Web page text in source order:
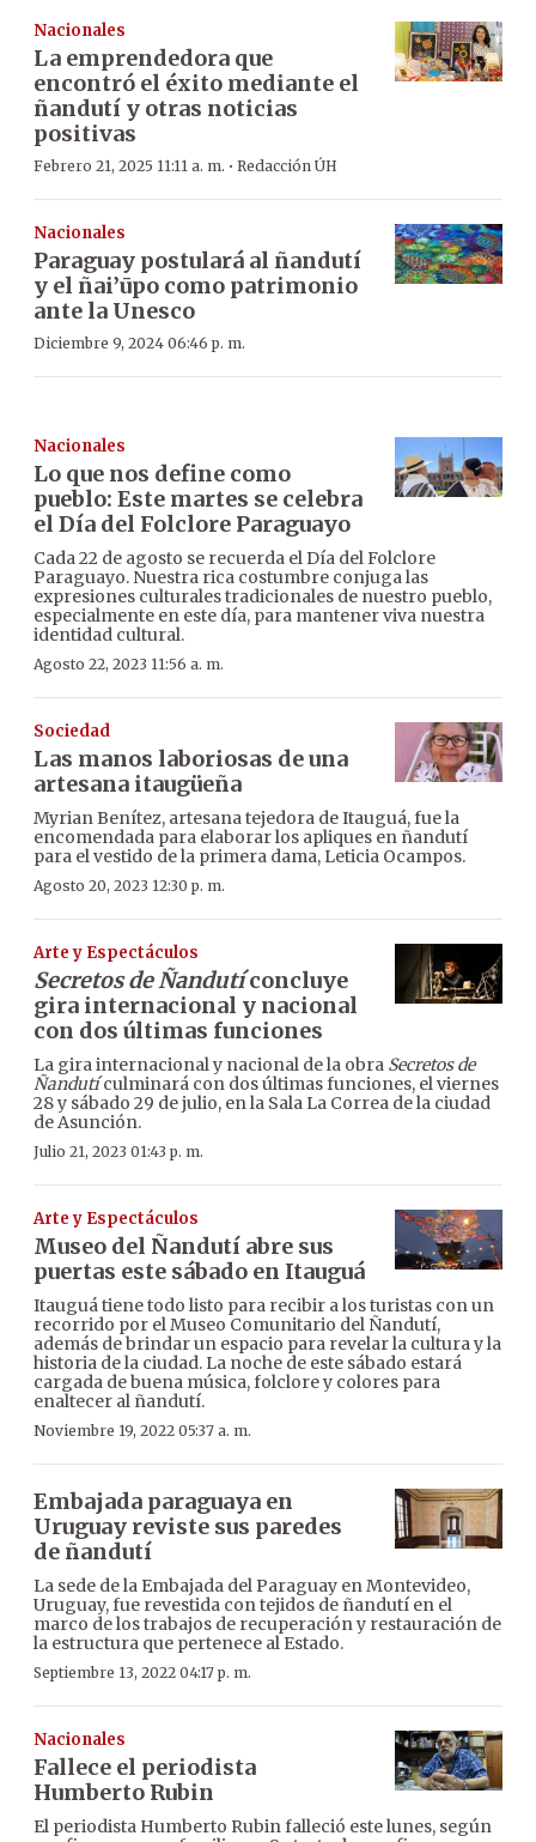
Nacionales
La emprendedora que
encontró el éxito mediante el
ñandutí y otras noticias
positivas
Febrero 21, 2025 11:11 a. m. · Redacción ÚH
Nacionales
Paraguay postulará al ñandutí
y el ñai’ūpo como patrimonio
ante la Unesco
Diciembre 9, 2024 06:46 p. m.
Nacionales
Lo que nos define como
pueblo: Este martes se celebra
el Día del Folclore Paraguayo
Cada 22 de agosto se recuerda el Día del Folclore
Paraguayo. Nuestra rica costumbre conjuga las
expresiones culturales tradicionales de nuestro pueblo,
especialmente en este día, para mantener viva nuestra
identidad cultural.
Agosto 22, 2023 11:56 a. m.
Sociedad
Las manos laboriosas de una
artesana itaugüeña
Myrian Benítez, artesana tejedora de Itauguá, fue la
encomendada para elaborar los apliques en ñandutí
para el vestido de la primera dama, Leticia Ocampos.
Agosto 20, 2023 12:30 p. m.
Arte y Espectáculos
Secretos de Ñandutíconcluye
gira internacional y nacional
con dos últimas funciones
La gira internacional y nacional de la obra Secretos de
Ñandutículminará con dos últimas funciones, el viernes
28 y sábado 29 de julio, en la Sala La Correa de la ciudad
de Asunción.
Julio 21, 2023 01:43 p. m.
Arte y Espectáculos
Museo del Ñandutí abre sus
puertas este sábado en Itauguá
Itauguá tiene todo listo para recibir a los turistas con un
recorrido por el Museo Comunitario del Ñandutí,
además de brindar un espacio para revelar la cultura y la
historia de la ciudad. La noche de este sábado estará
cargada de buena música, folclore y colores para
enaltecer al ñandutí.
Noviembre 19, 2022 05:37 a. m.
Embajada paraguaya en
Uruguay reviste sus paredes
de ñandutí
La sede de la Embajada del Paraguay en Montevideo,
Uruguay, fue revestida con tejidos de ñandutí en el
marco de los trabajos de recuperación y restauración de
la estructura que pertenece al Estado.
Septiembre 13, 2022 04:17 p. m.
Nacionales
Fallece el periodista
Humberto Rubin
El periodista Humberto Rubin falleció este lunes, según